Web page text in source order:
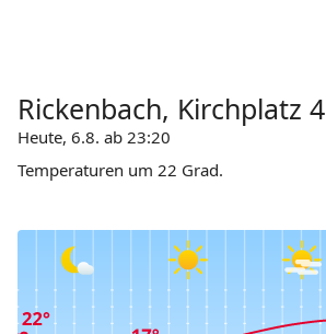
Rickenbach, Kirchplatz 4
Heute, 6.8. ab 23:20
Temperaturen um 22 Grad.